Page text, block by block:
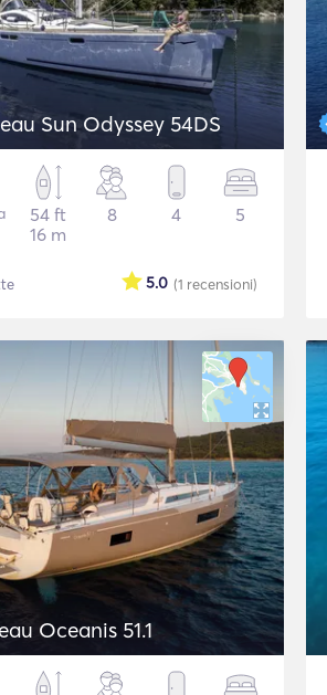
Sun Odyssey 54DS
54 ft
16 m
8 4 5
(1 recensioni)
5.0
Oceanis 51.1